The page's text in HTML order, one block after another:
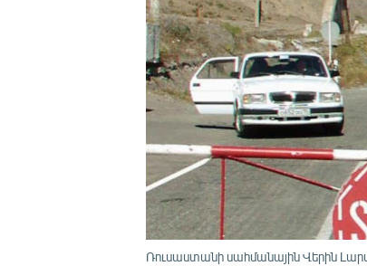
ՁԳՏԵԼՈՎ ԼԱՎԱԳՈՒՅՆԻՆ
Ռուսաստանի սահմանային Վերին